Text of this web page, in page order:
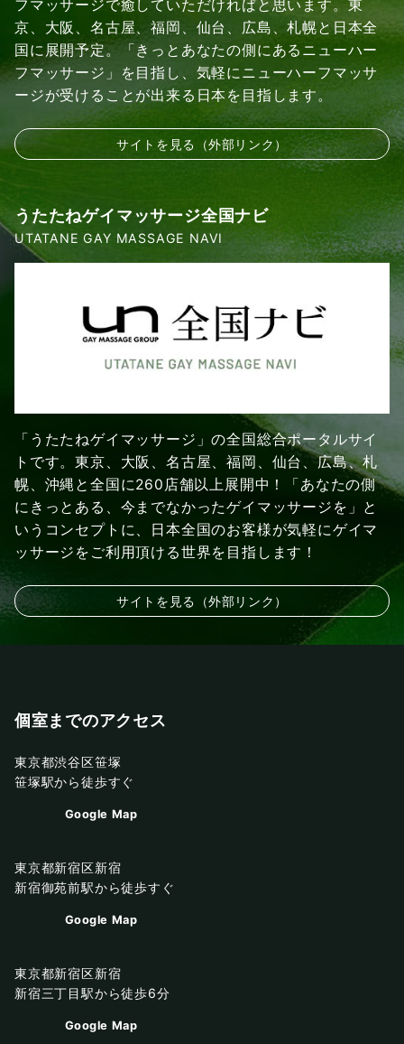
フマッサージで癒していただければと思います。東
京、大阪、名古屋、福岡、仙台、広島、札幌と日本全
国に展開予定。「きっとあなたの側にあるニューハー
フマッサージ」を目指し、気軽にニューハーフマッサ
ージが受けることが出来る日本を目指します。
サイトを見る（外部リンク）
うたたねゲイマッサージ全国ナビ
UTATANE GAY MASSAGE NAVI
「うたたねゲイマッサージ」の全国総合ポータルサイ
トです。東京、大阪、名古屋、福岡、仙台、広島、札
幌、沖縄と全国に260店舗以上展開中！「あなたの側
にきっとある、今までなかったゲイマッサージを」と
いうコンセプトに、日本全国のお客様が気軽にゲイマ
ッサージをご利用頂ける世界を目指します！
サイトを見る（外部リンク）
個室までのアクセス
東京都渋谷区笹塚
笹塚駅から徒歩すぐ
Google Map
東京都新宿区新宿
新宿御苑前駅から徒歩すぐ
Google Map
東京都新宿区新宿
新宿三丁目駅から徒歩6分
Google Map